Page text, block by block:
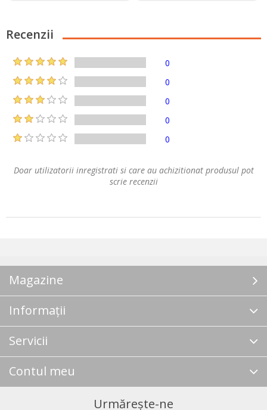
Recenzii
0
0
0
0
0
Doar utilizatorii inregistrati si care au achizitionat produsul pot
scrie recenzii
Magazine
Informații
Servicii
Contul meu
Urmărește-ne